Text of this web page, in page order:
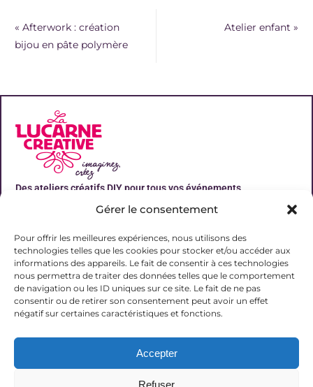
Gérer le consentement
Pour offrir les meilleures expériences, nous utilisons des
technologies telles que les cookies pour stocker et/ou accéder aux
informations des appareils. Le fait de consentir à ces technologies
nous permettra de traiter des données telles que le comportement
de navigation ou les ID uniques sur ce site. Le fait de ne pas
consentir ou de retirer son consentement peut avoir un effet
négatif sur certaines caractéristiques et fonctions.
Accepter
Refuser
« Afterwork : création
bijou en pâte polymère
Atelier enfant »
Des ateliers créatifs DIY pour tous vos événements
Liens utiles
Contact
06 31 19 51 92
contact@lalucarnecreative.fr
77700 Magny le Hongre